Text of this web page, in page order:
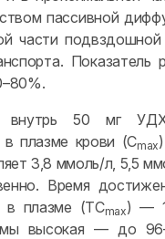
пассивной
части
Показатель
50 мг
в плазме крови (Cmax
3,8 ммоль/л, 5,5
Время
в плазме (ТCmax) —
высокая — до